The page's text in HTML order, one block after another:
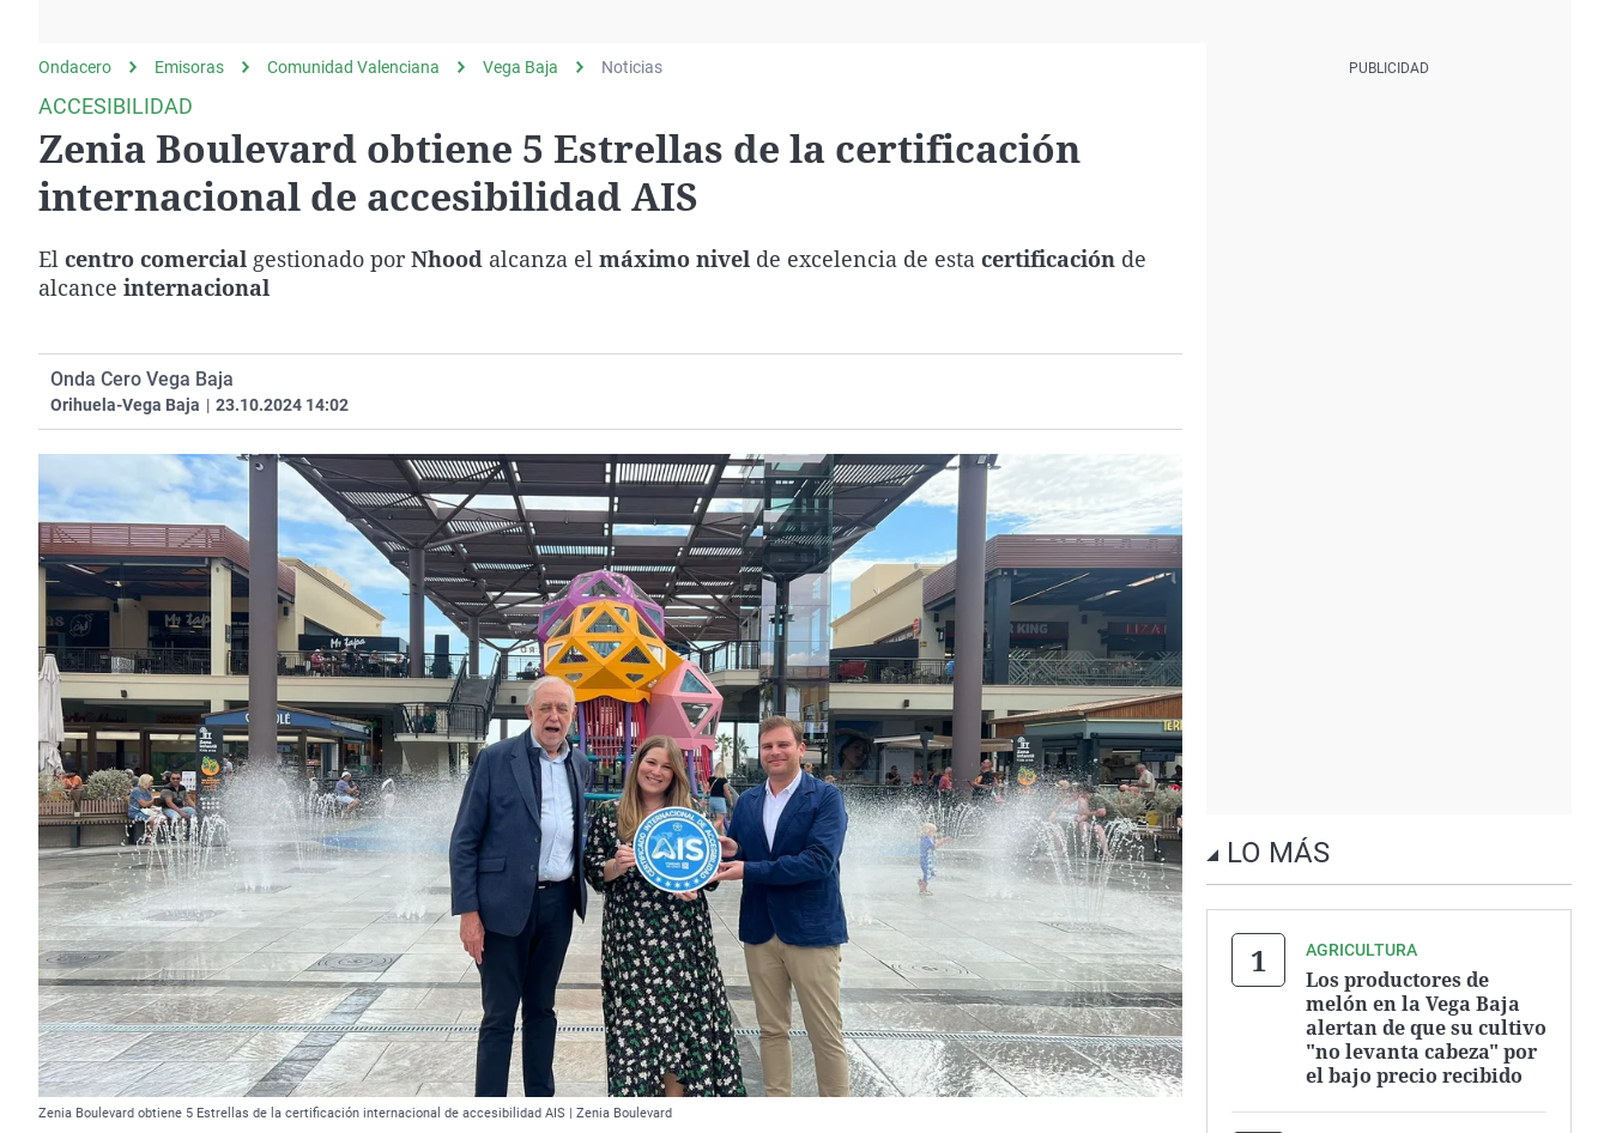
Operación Viuda
Negra
Navarra
Ondacero Emisoras Comunidad Valenciana Vega Baja Noticias
ACCESIBILIDAD
Zenia Boulevard obtiene 5 Estrellas de la certificación
internacional de accesibilidad AIS
El centro comercial gestionado porNhood alcanza el máximo nivel de excelencia de esta certificación de
alcance internacional
Onda Cero Vega Baja
Orihuela-Vega Baja | 23.10.2024 14:02
Zenia Boulevard obtiene 5 Estrellas de la certificación internacional de accesibilidad AIS | Zenia Boulevard
LO MÁS
AGRICULTURA
Los productores de
melón en la Vega Baja
alertan de que su cultivo
"no levanta cabeza" por
el bajo precio recibido